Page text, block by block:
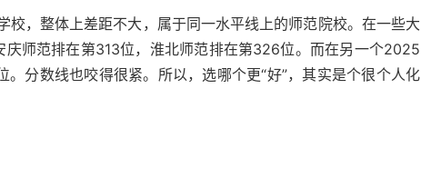
，整体上差距不大，属于同一水平线上的师范院校。在一些大
师范排在第313位，淮北师范排在第326位。而在另一个2025
分数线也咬得很紧。所以，选哪个更“好”，其实是个很个人化